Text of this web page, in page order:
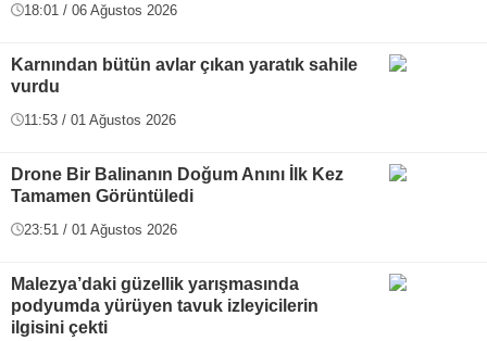
18:01 / 06 Ağustos 2026
Karnından bütün avlar çıkan yaratık sahile
vurdu
11:53 / 01 Ağustos 2026
Drone Bir Balinanın Doğum Anını İlk Kez
Tamamen Görüntüledi
23:51 / 01 Ağustos 2026
Malezya’daki güzellik yarışmasında
podyumda yürüyen tavuk izleyicilerin
ilgisini çekti